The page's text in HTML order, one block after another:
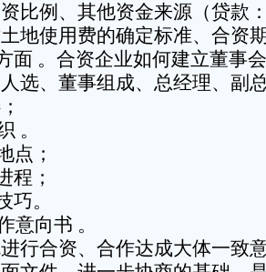
比例、其他资金来源（贷款
地使用费的确定标准、合资
面 。合资企业如何建立董事
选、董事组成、总经理、副
。
点；
程；
巧。
意向书 。
行合资、合作达成大体一致